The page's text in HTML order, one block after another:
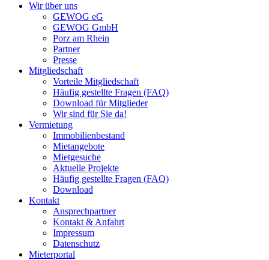
Wir über uns
GEWOG eG
GEWOG GmbH
Porz am Rhein
Partner
Presse
Mitgliedschaft
Vorteile Mitgliedschaft
Häufig gestellte Fragen (FAQ)
Download für Mitglieder
Wir sind für Sie da!
Vermietung
Immobilienbestand
Mietangebote
Mietgesuche
Aktuelle Projekte
Häufig gestellte Fragen (FAQ)
Download
Kontakt
Ansprechpartner
Kontakt & Anfahrt
Impressum
Datenschutz
Mieterportal